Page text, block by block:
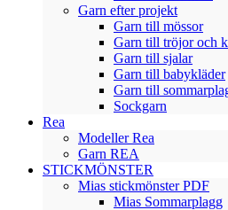
Garn efter projekt
Garn till mössor
Garn till tröjor och
Garn till sjalar
Garn till babykläder
Garn till
Sockgarn
Rea
Modeller Rea
Garn REA
STICKMÖNSTER
Mias stickmönster PDF
Mias Sommarplagg